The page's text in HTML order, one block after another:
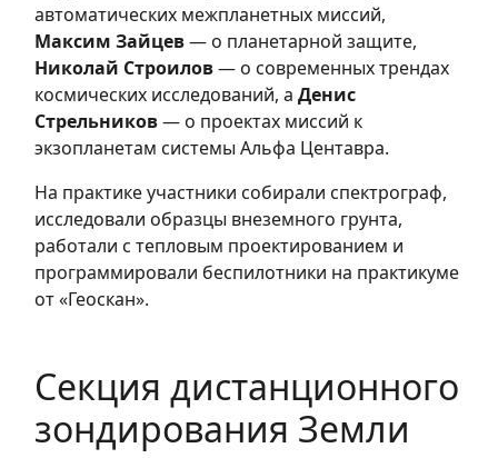
автоматических межпланетных миссий,
Максим Зайцев— о планетарной защите,
Николай Строилов— о современных трендах
космических исследований, а Денис
Стрельников— о проектах миссий к
экзопланетам системы Альфа Центавра.
На практике участники собирали спектрограф,
исследовали образцы внеземного грунта,
работали с тепловым проектированием и
программировали беспилотники на практикуме
от «Геоскан».
Секция дистанционного
зондирования Земли